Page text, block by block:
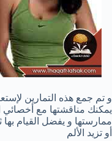
و تم جمع هذه التمارين
يمكنك مناقشتها مع أخصائي
ممارستها و يفضل القيام
أو تزيد الألم